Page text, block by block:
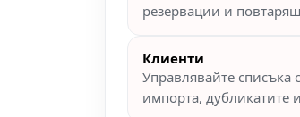
резервации и
Клиенти
Управлявайте списъка
импорта, дубликатите